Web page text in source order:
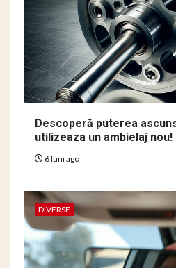
Descoperă puterea
utilizeaza un ambielaj nou!
6 luni ago
DIVERSE